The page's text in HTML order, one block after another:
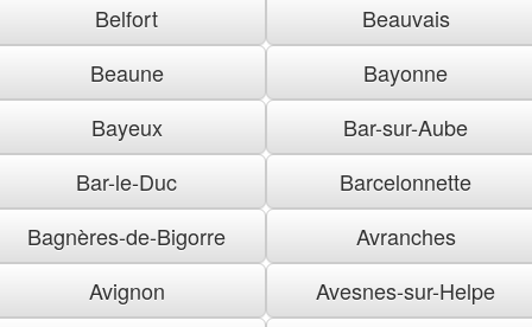
Belfort
Beauvais
Beaune
Bayonne
Bayeux
Bar-sur-Aube
Bar-le-Duc
Barcelonnette
Bagnères-de-Bigorre
Avranches
Avignon
Avesnes-sur-Helpe